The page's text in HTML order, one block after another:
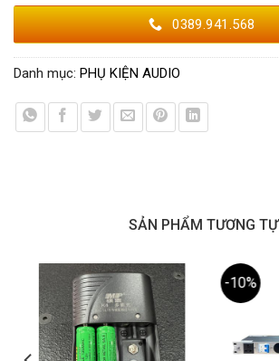
0389.941.568
Danh mục: PHỤ KIỆN AUDIO
SẢN PHẨM TƯƠNG TỰ
-10%